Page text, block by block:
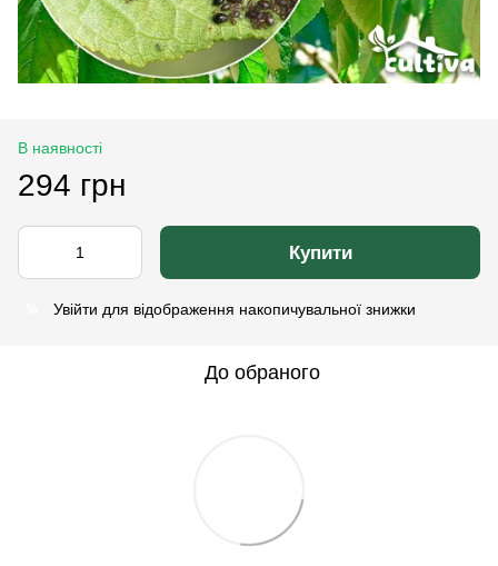
В наявності
294 грн
Купити
Увійти для відображення накопичувальної знижки
До обраного